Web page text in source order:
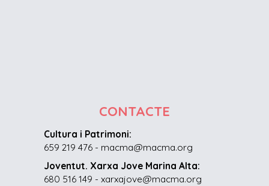
CONTACTE
Cultura i Patrimoni:
659 219 476 - macma@macma.org
Joventut. Xarxa Jove Marina Alta:
680 516 149 - xarxajove@macma.org